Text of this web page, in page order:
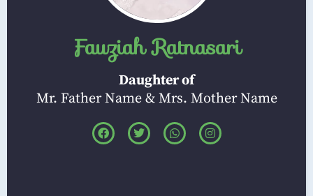
Fauziah Ratnasari
Daughter of
Mr. Father Name & Mrs. Mother Name